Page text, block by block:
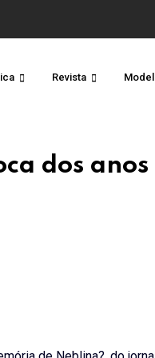
Revista
dos anos